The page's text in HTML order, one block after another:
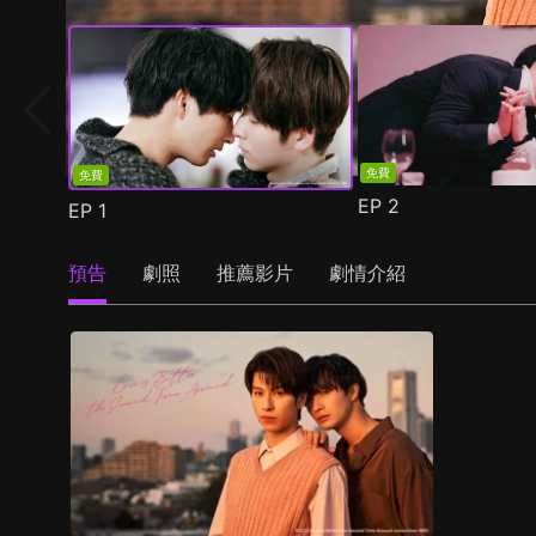
免費
EP 1
免費
EP 2
預告 劇照 推薦影片 劇情介紹